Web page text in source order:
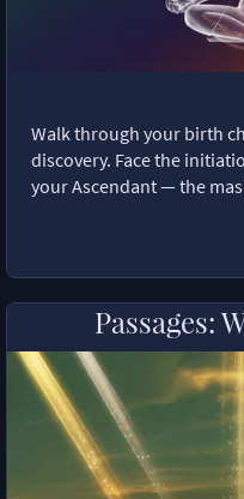
Walk through your birth
discovery. Face the
your Ascendant — the
Passages: